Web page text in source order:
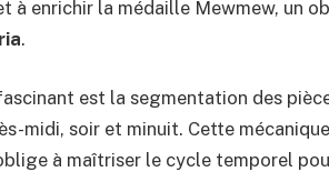
à enrichir la médaille Mewmew, un
.
est la segmentation des
midi, soir et minuit. Cette
à maîtriser le cycle temporel